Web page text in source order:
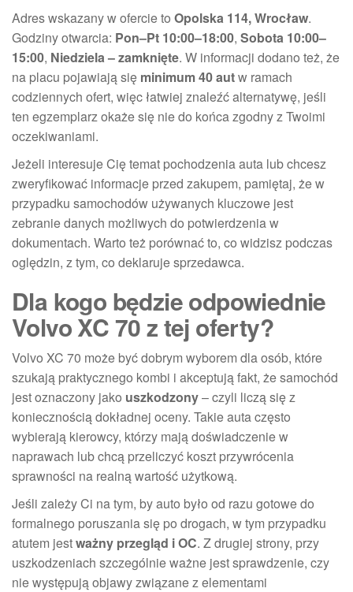
Adres wskazany w ofercie to Opolska 114, Wrocław.
Godziny otwarcia: Pon–Pt 10:00–18:00, Sobota 10:00–
15:00, Niedziela – zamknięte. W informacji dodano też, że
na placu pojawiają się minimum 40 autw ramach
codziennych ofert, więc łatwiej znaleźć alternatywę, jeśli
ten egzemplarz okaże się nie do końca zgodny z Twoimi
oczekiwaniami.
Jeżeli interesuje Cię temat pochodzenia auta lub chcesz
zweryfikować informacje przed zakupem, pamiętaj, że w
przypadku samochodów używanych kluczowe jest
zebranie danych możliwych do potwierdzenia w
dokumentach. Warto też porównać to, co widzisz podczas
oględzin, z tym, co deklaruje sprzedawca.
Dla kogo będzie odpowiednie
Volvo XC 70 z tej oferty?
Volvo XC 70 może być dobrym wyborem dla osób, które
szukają praktycznego kombi i akceptują fakt, że samochód
jest oznaczony jako uszkodzony– czyli liczą się z
koniecznością dokładnej oceny. Takie auta często
wybierają kierowcy, którzy mają doświadczenie w
naprawach lub chcą przeliczyć koszt przywrócenia
sprawności na realną wartość użytkową.
Jeśli zależy Ci na tym, by auto było od razu gotowe do
formalnego poruszania się po drogach, w tym przypadku
atutem jestważny przegląd i OC. Z drugiej strony, przy
uszkodzeniach szczególnie ważne jest sprawdzenie, czy
nie występują objawy związane z elementami